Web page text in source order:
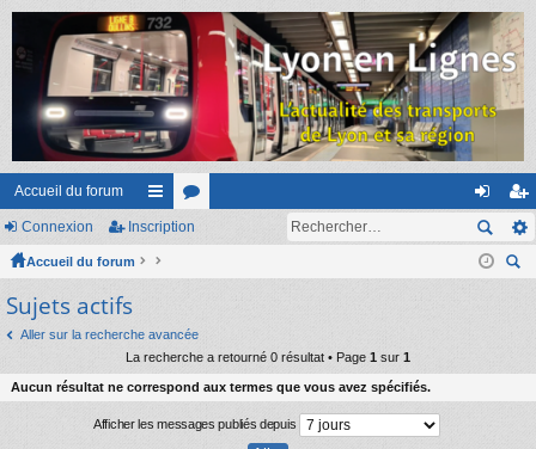
Accueil du forum
ac
co
ci
s
or
s
on
ne
ns
cri
Connexion Inscription
Accueil du forum
Sujets actifs
Aller sur la recherche avancée
La recherche a retourné 0 résultat • Page 1 sur 1
Aucun résultat ne correspond aux termes que vous avez spécifiés.
Afficher les messages publiés depuis